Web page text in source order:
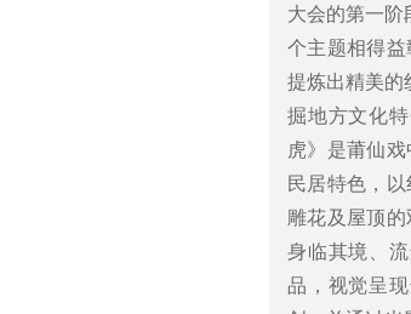
大会的第一阶
个主题相得
提炼出精美的
掘地方文化
虎》是莆仙
民居特色，
雕花及屋顶
身临其境、
品，视觉呈